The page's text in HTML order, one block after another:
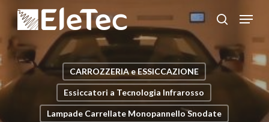
Salta
contenuto
principale
cerca
Menu
CARROZZERIA e ESSICCAZIONE
Essiccatori a Tecnologia Infrarosso
Lampade Carrellate Monopannello Snodate
menu